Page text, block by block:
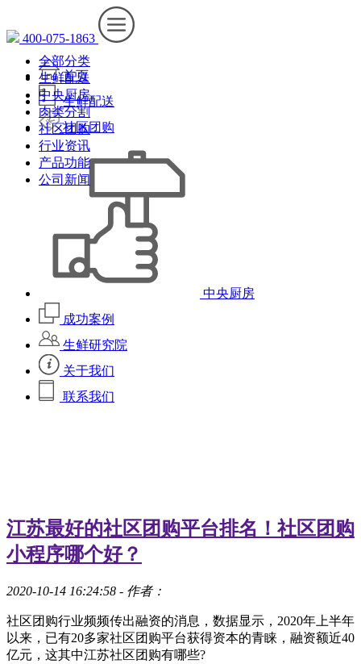
400-075-1863
首页
生鲜配送
社区团购
中央厨房
成功案例
生鲜研究院
关于我们
联系我们
全部分类
生鲜配送
中央厨房
肉类分割
社区团购
行业资讯
产品功能
公司新闻
江苏最好的社区团购平台排名！社区团购
小程序哪个好？
2020-10-14 16:24:58 - 作者：
社区团购行业频频传出融资的消息，数据显示，2020年上半年
以来，已有20多家社区团购平台获得资本的青睐，融资额近40
亿元，这其中江苏社区团购有哪些?